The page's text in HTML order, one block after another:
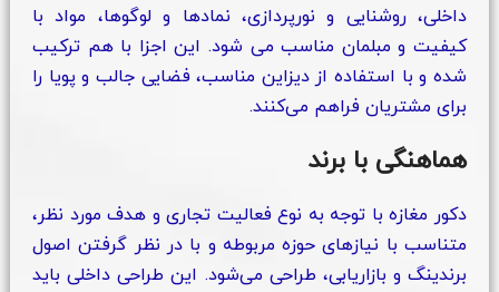
داخلی، روشنایی و نورپردازی، نمادها و لوگوها، مواد با
کیفیت و مبلمان مناسب می شود. این اجزا با هم ترکیب
شده و با استفاده از دیزاین مناسب، فضایی جالب و پویا را
برای مشتریان فراهم می‌کنند.
هماهنگی با برند
دکور مغازه با توجه به نوع فعالیت تجاری و هدف مورد نظر،
متناسب با نیازهای حوزه مربوطه و با در نظر گرفتن اصول
برندینگ و بازاریابی، طراحی می‌شود. این طراحی داخلی باید